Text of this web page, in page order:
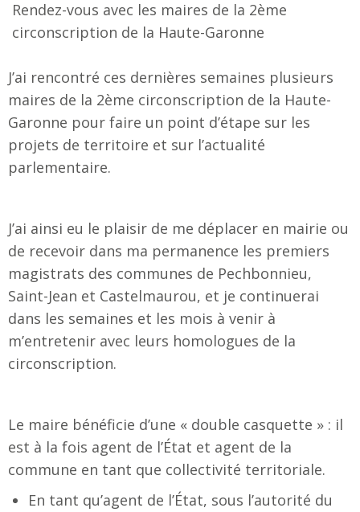
Rendez-vous avec les maires de la 2ème
circonscription de la Haute-Garonne
J’ai rencontré ces dernières semaines plusieurs
maires de la 2ème circonscription de la Haute-
Garonne pour faire un point d’étape sur les
projets de territoire et sur l’actualité
parlementaire.
J’ai ainsi eu le plaisir de me déplacer en mairie ou
de recevoir dans ma permanence les premiers
magistrats des communes de Pechbonnieu,
Saint-Jean et Castelmaurou, et je continuerai
dans les semaines et les mois à venir à
m’entretenir avec leurs homologues de la
circonscription.
Le maire bénéficie d’une « double casquette » : il
est à la fois agent de l’État et agent de la
commune en tant que collectivité territoriale.
En tant qu’agent de l’État, sous l’autorité du